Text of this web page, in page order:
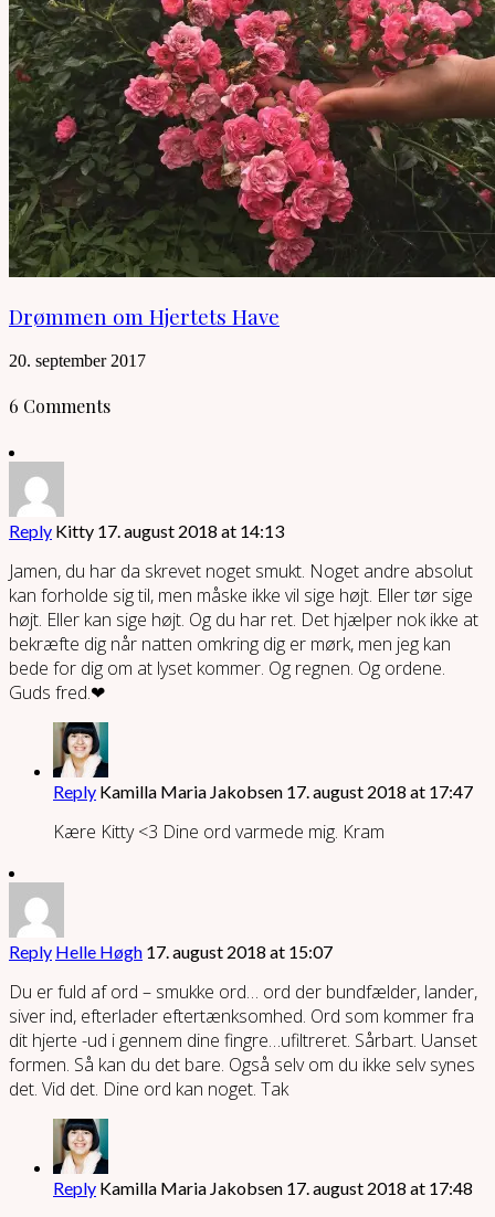
Drømmen om Hjertets Have
20. september 2017
6 Comments
Reply Kitty 17. august 2018 at 14:13
Jamen, du har da skrevet noget smukt. Noget andre absolut
kan forholde sig til, men måske ikke vil sige højt. Eller tør sige
højt. Eller kan sige højt. Og du har ret. Det hjælper nok ikke at
bekræfte dig når natten omkring dig er mørk, men jeg kan
bede for dig om at lyset kommer. Og regnen. Og ordene.
Guds fred.❤
Reply Kamilla Maria Jakobsen 17. august 2018 at 17:47
Kære Kitty <3 Dine ord varmede mig. Kram
Reply Helle Høgh 17. august 2018 at 15:07
Du er fuld af ord – smukke ord… ord der bundfælder, lander,
siver ind, efterlader eftertænksomhed. Ord som kommer fra
dit hjerte -ud i gennem dine fingre…ufiltreret. Sårbart. Uanset
formen. Så kan du det bare. Også selv om du ikke selv synes
det. Vid det. Dine ord kan noget. Tak
Reply Kamilla Maria Jakobsen 17. august 2018 at 17:48